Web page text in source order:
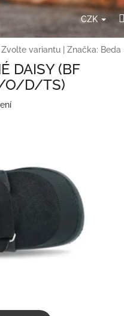
CZK
Zvolte variantu Značka: Beda
DAISY (BF
D/TS)